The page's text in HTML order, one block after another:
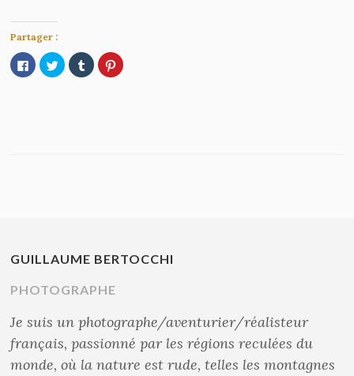
Partager :
Cliquez
pour
partager
Cliquez
pour
partager
Cliquez
pour
partager
Cliquez
pour
GUILLAUME BERTOCCHI
PHOTOGRAPHE
Je suis un photographe/aventurier/réalisteur
français, passionné par les régions reculées du
monde, où la nature est rude, telles les montagnes